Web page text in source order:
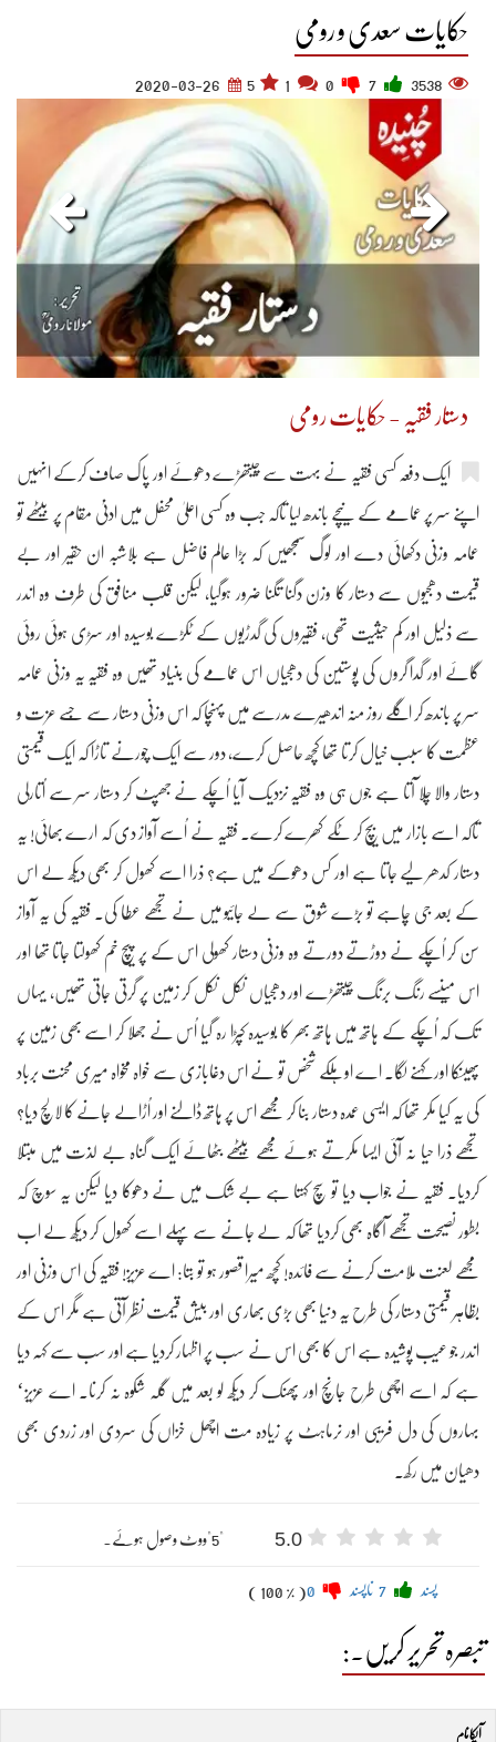
حکایات سعدی و رومی
3538
5
2020-03-26
دستار فقیہ - حکایات رومی
ایک دفعہ کسی فقیہ نے بہت سے چیتھڑے دھوئے اور پاک صاف کرکے انہیں
اپنے سر پر عمامے کے نیچے باندھ لیا تاکہ جب وہ کسی اعلیٰ محفل میں ادنیٰ مقام پر بیٹھے تو
عمامہ وزنی دکھائی دے اور لوگ سمجھیں کہ بڑا عالم فاضل ہے بلاشبہ ان حقیر اور بے
قیمت دھجیوں سے دستار کا وزن دگنا تگنا ضرور ہوگیا، لیکن قلب منافق کی طرف وہ اندر
سے ذلیل اور کم حیثیت تھی، فقیروں کی گدڑیوں کے ٹکڑے بوسیدہ اور سڑی ہوئی روئی
گائے اور گدا گروں کی پوستین کی دھجیاں اس عمامے کی بنیاد تھیں وہ فقیہ یہ وزنی عمامہ
سر پر باندھ کر اگلے روز منہ اندھیرے مدرسے میں پہنچا کہ اس وزنی دستار سے جِسے عزت و
عظمت کا سبب خیال کرتا تھا کچھ حاصل کرے، دور سے ایک چورنے تاڑا کہ ایک قیمتی
دستار والا چلا آتا ہے جوں ہی وہ فقیہ نزدیک آیا اُچکے نے جھپٹ کر دستار سر سے اُتارلی
تاکہ اسے بازار میں بیچ کر ٹکے کھرے کرے۔ فقیہ نے اُسے آواز دی کہ ارے بھائی! یہ
دستار کدھر لیے جاتا ہے اور کس دھوکے میں ہے؟ ذرا اسے کھول کر بھی دیکھ لے اس
کے بعد جی چاہے تو بڑے شوق سے لے جائیو میں نے تجھے عطا کی۔ فقیہ کی یہ آواز
سن کر اُچکے نے دوڑتے دورتے وہ وزنی دستار کھولی اس کے پر پیچ خم کھولتا جاتا تھا اور
اس میںسے رنگ برنگ چیتھڑے اور دھجیاں نکل نکل کر زمین پر گرتی جاتی تھیں، یہاں
تک کہ اُچکے کے ہاتھ میں ہاتھ بھر کا بوسیدہ کپڑا رہ گیا اُس نے جھلا کر اسے بھی زمین پر
پھینکا اور کہنے لگا۔ اے او ہلکے شخص تو نے اس دغابازی سے خواہ مخواہ میری محنت برباد
کی یہ کیا مکر تھا کہ ایسی عمدہ دستار بنا کر مجھے اس پر ہاتھ ڈالنے اور اُڑالے جانے کا لالچ دیا؟
تجھے ذرا حیا نہ آئی ایسا مکرتے ہوئے مجھے بیٹھے بٹھائے ایک گناہ بے لذت میں مبتلا
کردیا۔ فقیہ نے جواب دیا تو سچ کہتا ہے بے شک میں نے دھوکا دیا لیکن یہ سوچ کہ
بطور نصیحت تجھے آگاہ بھی کردیا تھا کہ لے جانے سے پہلے اسے کھول کر دیکھ لے اب
مجھے لعنت ملامت کرنے سے فائدہ! کچھ میرا قصور ہو تو بتا: اے عزیز! فقیہ کی اس وزنی اور
بظاہر قیمتی دستار کی طرح یہ دنیا بھی بڑی بھاری اور بیش قیمت نظر آتی ہے مگر اس کے
اندر جو عیب پوشیدہ ہے اس کا بھی اس نے سب پر اظہار کردیا ہے اور سب سے کہہ دیا
ہے کہ اسے اچھی طرح جانچ اور پھنک کر دیکھ لو بعد میں گلہ شکوہ نہ کرنا۔ اے عزیز‘
بہاروں کی دل فریبی اور نرماہٹ پر زیادہ مت اچھل خزاں کی سردی اور زردی بھی
دھیان میں رکھ۔
5.0 "5"ووٹ وصول ہوئے۔
پسند ناپسند ( 100 % )
تبصرہ تحریر کریں۔:
آپکا نام